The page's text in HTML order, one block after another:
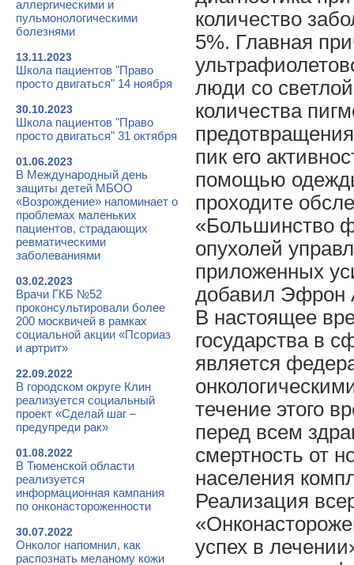
аллергическими и
пульмонологическими
болезнями
13.11.2023
Школа пациентов "Право
просто двигаться" 14 ноября
30.10.2023
Школа пациентов "Право
просто двигаться" 31 октября
01.06.2023
В Международный день
защиты детей МБОО
«Возрождение» напоминает о
проблемах маленьких
пациентов, страдающих
ревматическими
заболеваниями
03.02.2023
Врачи ГКБ №52
проконсультировали более
200 москвичей в рамках
социальной акции «Псориаз
и артрит»
22.09.2022
В городском округе Клин
реализуется социальный
проект «Сделай шаг –
предупреди рак»
01.08.2022
В Тюменской области
реализуется
информационная кампания
по онконастороженности
30.07.2022
Онколог напомнил, как
распознать меланому кожи
количество
5%. Главная
люди со
количества
пик его
помощью
проходите
«Большинство
опухолей
приложенных
добавил Эфрон
В настоящее
государства в
является
течение этого
перед всем
смертность от
населения
Реализация
успех в